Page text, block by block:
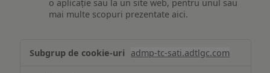
o aplicație sau la un site web, pentru unul sau
mai multe scopuri prezentate aici.
și/sau
admp-tc-sati.adtlgc.com